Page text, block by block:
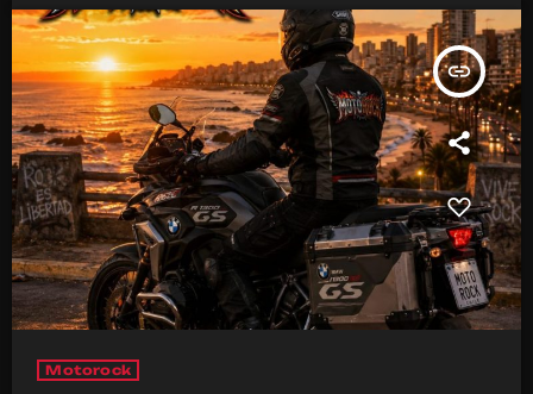
insert_link
Motorock